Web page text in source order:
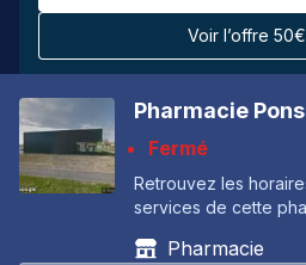
Voir l’offre
Pharmacie
Fermé
Retrouvez les
services de cette
Pharmacie